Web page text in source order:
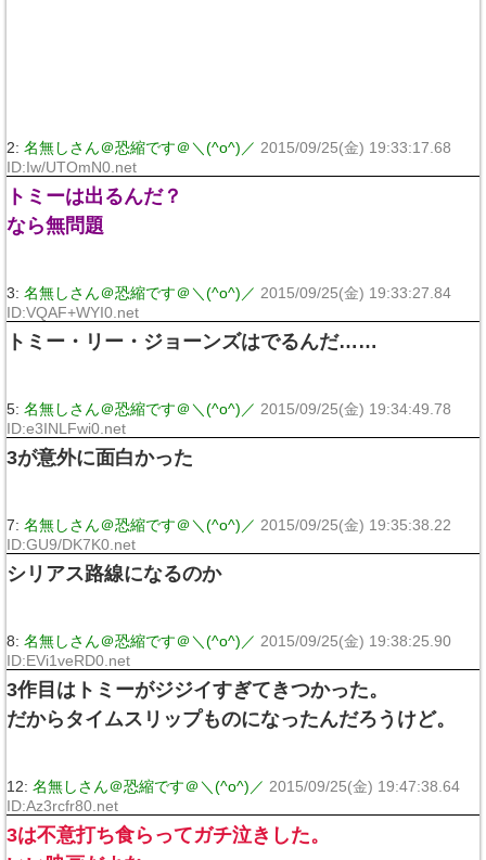
2: 名無しさん＠恐縮です＠＼(^o^)／ 2015/09/25(金) 19:33:17.68
ID:Iw/UTOmN0.net
トミーは出るんだ？
なら無問題
3: 名無しさん＠恐縮です＠＼(^o^)／ 2015/09/25(金) 19:33:27.84
ID:VQAF+WYI0.net
トミー・リー・ジョーンズはでるんだ……
5: 名無しさん＠恐縮です＠＼(^o^)／ 2015/09/25(金) 19:34:49.78
ID:e3INLFwi0.net
3が意外に面白かった
7: 名無しさん＠恐縮です＠＼(^o^)／ 2015/09/25(金) 19:35:38.22
ID:GU9/DK7K0.net
シリアス路線になるのか
8: 名無しさん＠恐縮です＠＼(^o^)／ 2015/09/25(金) 19:38:25.90
ID:EVi1veRD0.net
3作目はトミーがジジイすぎてきつかった。
だからタイムスリップものになったんだろうけど。
12: 名無しさん＠恐縮です＠＼(^o^)／ 2015/09/25(金) 19:47:38.64
ID:Az3rcfr80.net
3は不意打ち食らってガチ泣きした。